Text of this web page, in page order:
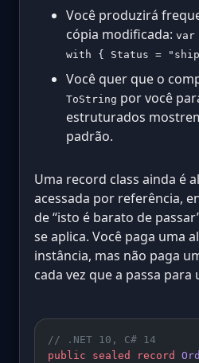
Você produzirá
cópia modificada: var
with { Status =
Você quer que o
ToString por você
estruturados
padrão.
Uma record class ainda é
acessada por referência,
de “isto é barato de
se aplica. Você paga uma
instância, mas não paga
cada vez que a passa
// .NET 10, C# 14
public sealed record